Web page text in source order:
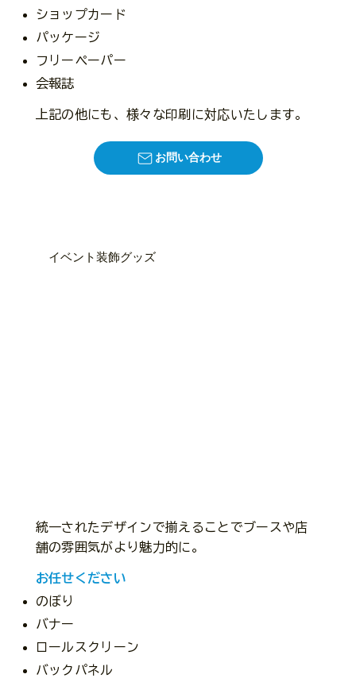
ショップカード
パッケージ
フリーペーパー
​会報誌
上記の他にも、様々な印刷に対応いたします。
お問い合わせ
イベント装飾グッズ
統一されたデザインで揃えることでブースや店
舗の雰囲気がより魅力的に。
​​お任せください
のぼり
バナー
ロールスクリーン
バックパネル